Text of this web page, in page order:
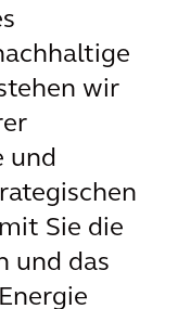
wir
und
Sie die
und das